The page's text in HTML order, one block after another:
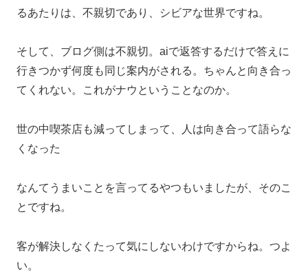
るあたりは、不親切であり、シビアな世界ですね。
そして、ブログ側は不親切。aiで返答するだけで答えに
行きつかず何度も同じ案内がされる。ちゃんと向き合っ
てくれない。これがナウということなのか。
世の中喫茶店も減ってしまって、人は向き合って語らな
くなった
なんてうまいことを言ってるやつもいましたが、そのこ
とですね。
客が解決しなくたって気にしないわけですからね。つよ
い。